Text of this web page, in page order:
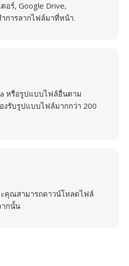
อร์, Google Drive,
การลากไฟล์มาที่หน้า.
หรือรูปแบบไฟล์อื่นตาม
งรับรูปแบบไฟล์มากกว่า 200
คุณสามารถดาวน์โหลดไฟล์
กนั้น